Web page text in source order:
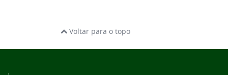
Voltar para o topo